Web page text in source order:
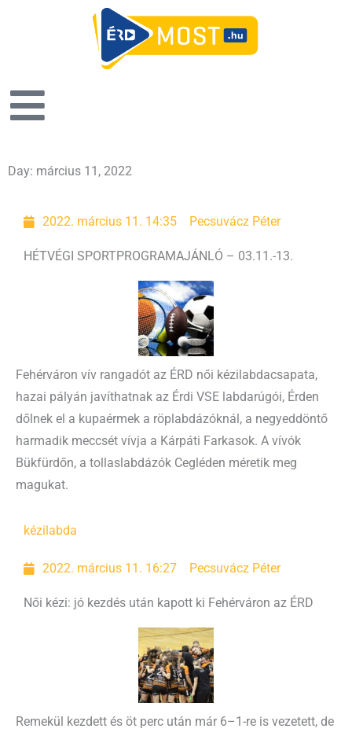
Day: március 11, 2022
2022. március 11. 14:35 Pecsuvácz Péter
HÉTVÉGI SPORTPROGRAMAJÁNLÓ – 03.11.-13.
Fehérváron vív rangadót az ÉRD női kézilabdacsapata,
hazai pályán javíthatnak az Érdi VSE labdarúgói, Érden
dőlnek el a kupaérmek a röplabdázóknál, a negyeddöntő
harmadik meccsét vívja a Kárpáti Farkasok. A vívók
Bükfürdőn, a tollaslabdázók Cegléden méretik meg
magukat.
kézilabda
2022. március 11. 16:27 Pecsuvácz Péter
Női kézi: jó kezdés után kapott ki Fehérváron az ÉRD
Remekül kezdett és öt perc után már 6–1-re is vezetett, de